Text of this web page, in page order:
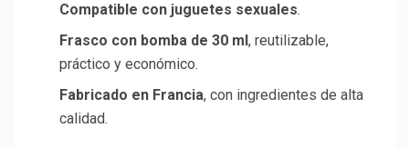
Compatible con juguetes sexuales.
Frasco con bomba de 30 ml, reutilizable,
práctico y económico.
Fabricado en Francia, con ingredientes de alta
calidad.